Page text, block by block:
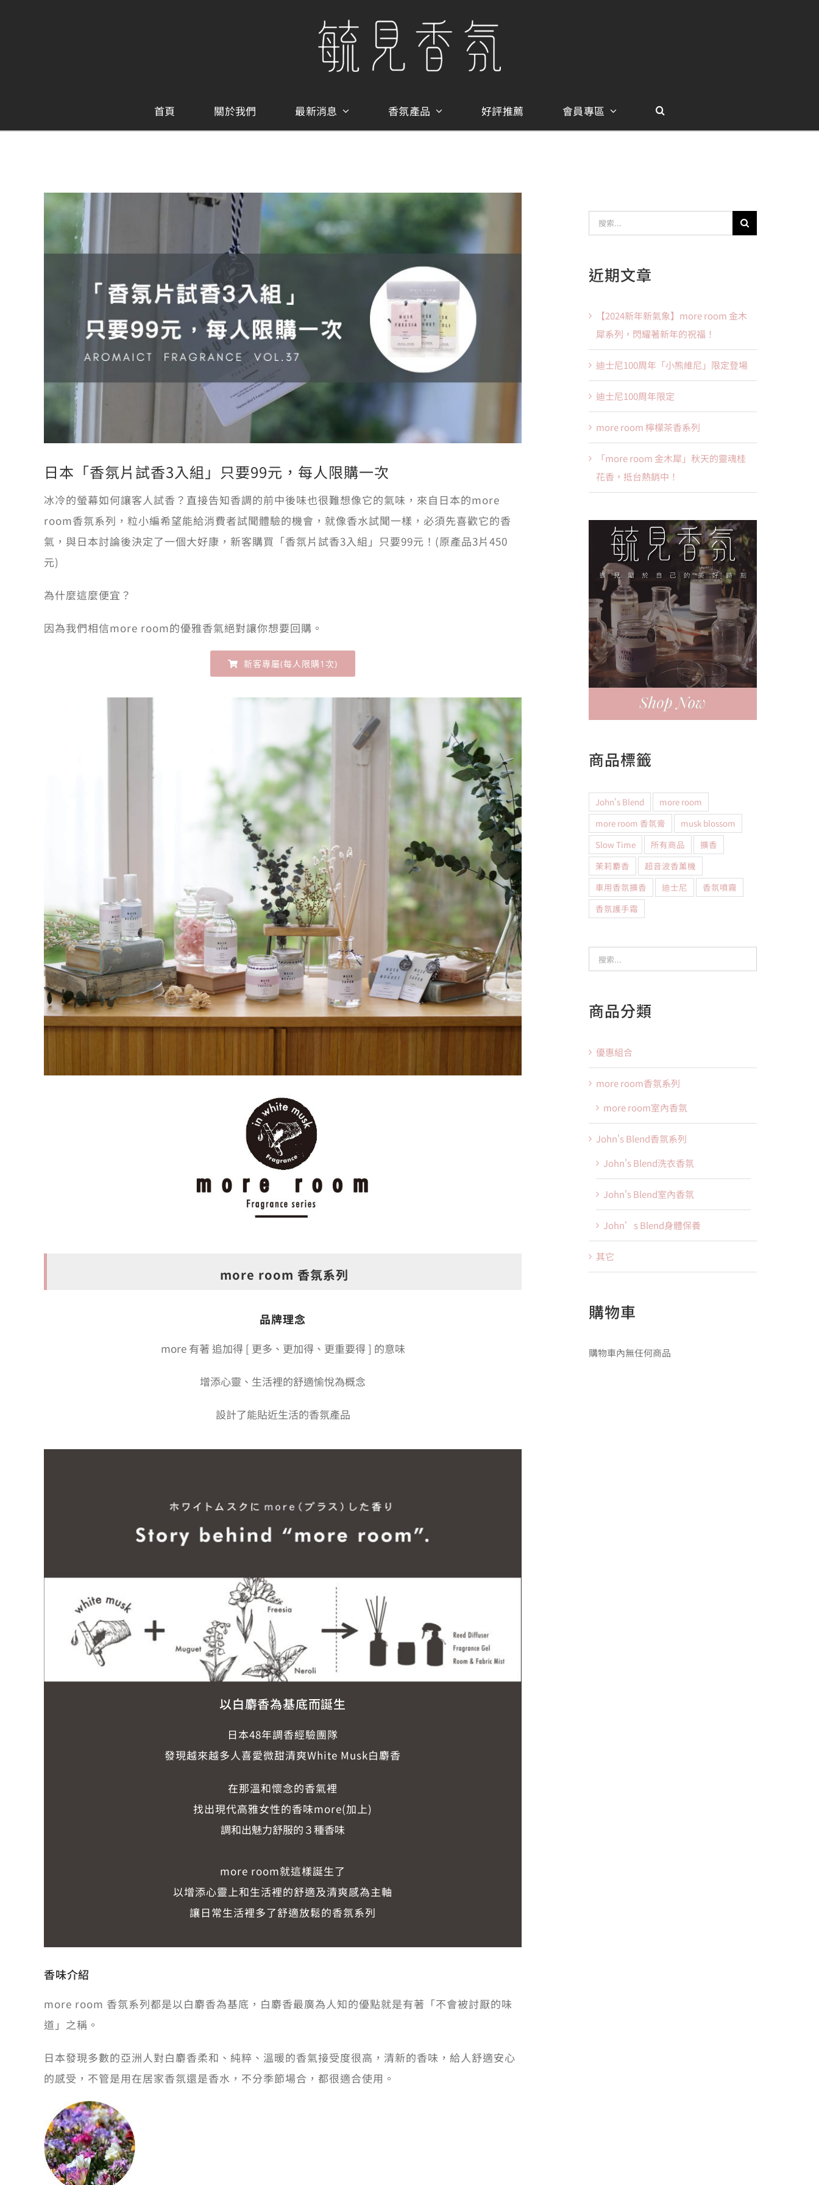
首頁 關於我們 最新消息 香氛產品 好評推薦 會員專區
日本「香氛片試香3入組」只要99元，每人限購一次
冰冷的螢幕如何讓客人試香？直接告知香調的前中後味也很難想像它的氣味，來自日本的more
room香氛系列，粒小編希望能給消費者試聞體驗的機會，就像香水試聞一樣，必須先喜歡它的香
氣，與日本討論後決定了一個大好康，新客購買「香氛片試香3入組」只要99元！(原產品3片450
元)
為什麼這麼便宜？
因為我們相信more room的優雅香氣絕對讓你想要回購。
新客專屬(每人限購1次)
more room 香氛系列
品牌理念
more 有著 追加得 [ 更多、更加得、更重要得 ] 的意味
增添心靈、生活裡的舒適愉悅為概念
設計了能貼近生活的香氛產品
以白麝香為基底而誕生
日本48年調香經驗團隊
發現越來越多人喜愛微甜清爽White Musk白麝香
在那溫和懷念的香氣裡
找出現代高雅女性的香味more(加上)
調和出魅力舒服的３種香味
more room就這樣誕生了
以增添心靈上和生活裡的舒適及清爽感為主軸
讓日常生活裡多了舒適放鬆的香氛系列
香味介紹
more room 香氛系列都是以白麝香為基底，白麝香最廣為人知的優點就是有著「不會被討厭的味
道」之稱。
日本發現多數的亞洲人對白麝香柔和、純粹、溫暖的香氣接受度很高，清新的香味，給人舒適安心
的感受，不管是用在居家香氛還是香水，不分季節場合，都很適合使用。
索
果：
近期文章
【2024新年新氣象】more room 金木
犀系列，閃耀著新年的祝福！
迪士尼100周年「小熊維尼」限定登場
迪士尼100周年限定
more room 檸檬茶香系列
「more room 金木犀」秋天的靈魂桂
花香，抵台熱銷中！
商品標籤
John's Blend
more room
more room 香氛膏
musk blossom
Slow Time
所有商品
擴香
茉莉麝香
超音波香薰機
車用香氛擴香
迪士尼
香氛噴霧
香氛護手霜
商品分類
優惠組合
more room香氛系列
more room室內香氛
John's Blend香氛系列
John's Blend洗衣香氛
John's Blend室內香氛
John’s Blend身體保養
其它
購物車
購物車內無任何商品